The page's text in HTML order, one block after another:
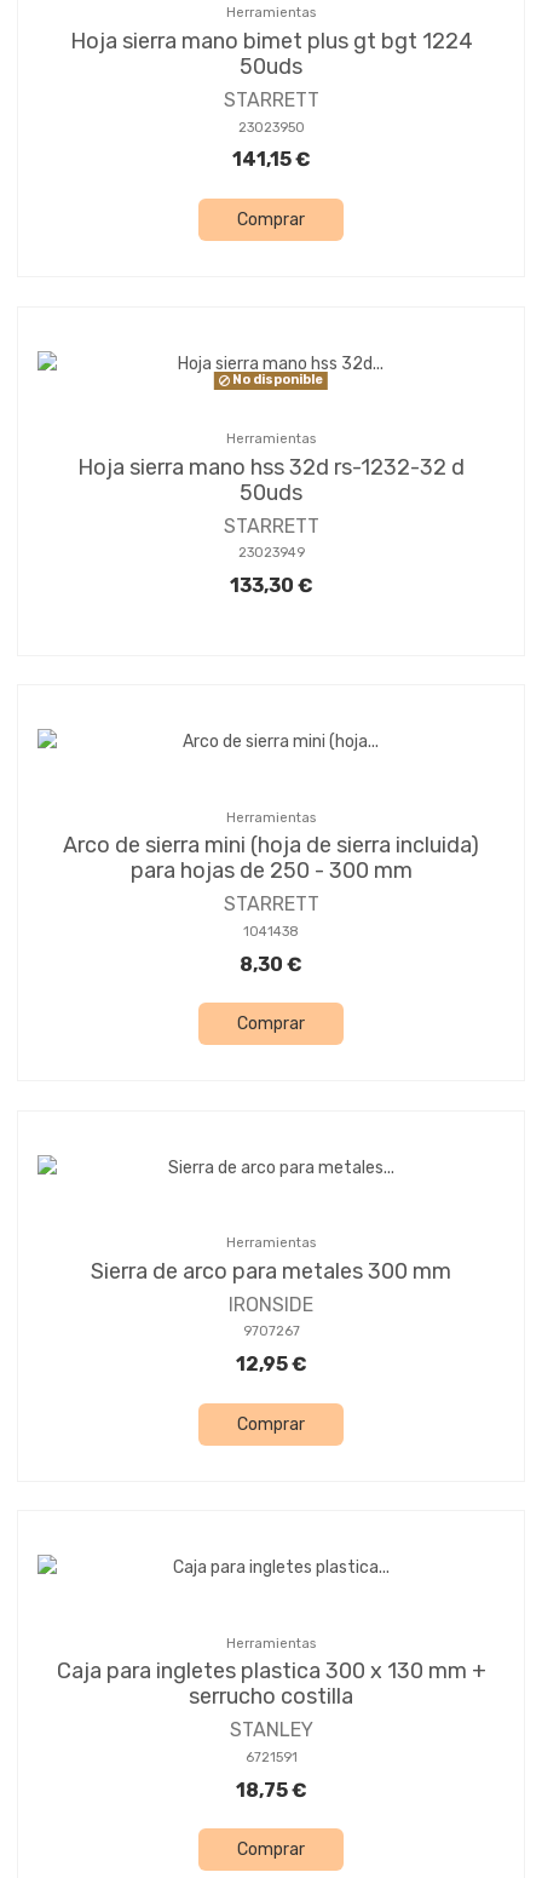
Herramientas
Hoja sierra mano bimet plus gt bgt 1224
50uds
STARRETT
23023950
141,15 €
Comprar
No disponible
Herramientas
Hoja sierra mano hss 32d rs-1232-32 d
50uds
STARRETT
23023949
133,30 €
Herramientas
Arco de sierra mini (hoja de sierra incluida)
para hojas de 250 - 300 mm
STARRETT
1041438
8,30 €
Comprar
Herramientas
Sierra de arco para metales 300 mm
IRONSIDE
9707267
12,95 €
Comprar
Herramientas
Caja para ingletes plastica 300 x 130 mm +
serrucho costilla
STANLEY
6721591
18,75 €
Comprar